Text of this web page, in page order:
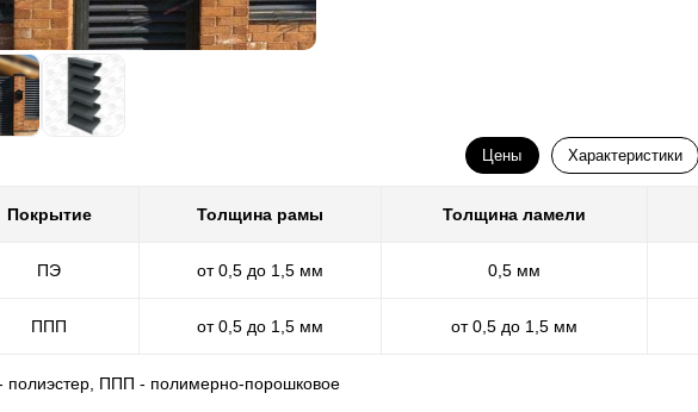
Цены Характеристики
Покрытие Толщина рамы Толщина ламели
ПЭ от 0,5 до 1,5 мм 0,5 мм
ППП от 0,5 до 1,5 мм от 0,5 до 1,5 мм
полиэстер, ППП - полимерно-порошковое